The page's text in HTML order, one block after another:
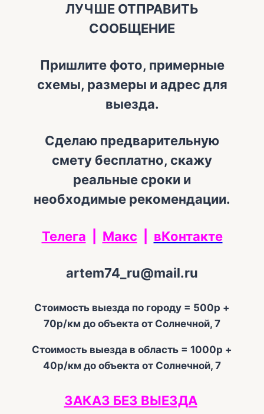
ЛУЧШЕ ОТПРАВИТЬ
СООБЩЕНИЕ
Пришлите фото, примерные
схемы, размеры и адрес для
выезда.
Сделаю предварительную
смету бесплатно, скажу
реальные сроки и
необходимые рекомендации.
Телега Макс вКонтакте
artem74_ru@mail.ru
Стоимость выезда по городу = 500р +
70р/км до объекта от Солнечной, 7
Стоимость выезда в область = 1000р +
40р/км до объекта от Солнечной, 7
ЗАКАЗ БЕЗ ВЫЕЗДА